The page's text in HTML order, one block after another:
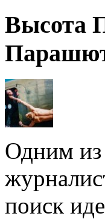
Высота
Одним из
поиск